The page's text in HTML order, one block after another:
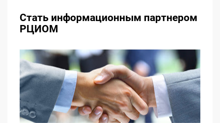
Стать информационным партнером
РЦИОМ